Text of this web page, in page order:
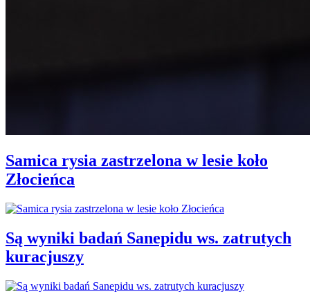
Samica rysia zastrzelona w lesie koło
Złocieńca
Są wyniki badań Sanepidu ws. zatrutych
kuracjuszy